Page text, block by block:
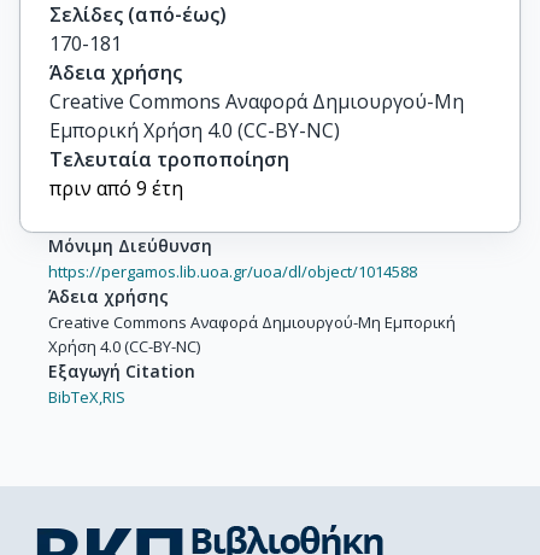
Σελίδες (από-έως)
170-181
Άδεια χρήσης
Creative Commons Αναφορά Δημιουργού-Μη
Εμπορική Χρήση 4.0 (CC-BY-NC)
Τελευταία τροποποίηση
πριν από 9 έτη
Μόνιμη Διεύθυνση
https://pergamos.lib.uoa.gr/uoa/dl/object/1014588
Άδεια χρήσης
Creative Commons Αναφορά Δημιουργού-Μη Εμπορική
Χρήση 4.0 (CC-BY-NC)
Εξαγωγή Citation
BibTeX,RIS